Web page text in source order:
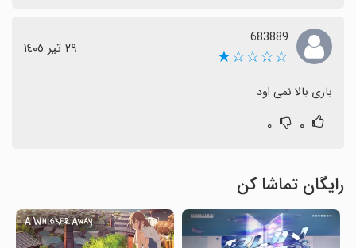
683889
☆☆☆☆★ ٢٩ تیر ١٤٠٥
بازی بالا نمی اود
۰ ۰
رایگان تماشا کن